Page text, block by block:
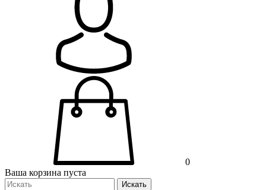
0
Ваша корзина пуста
Искать